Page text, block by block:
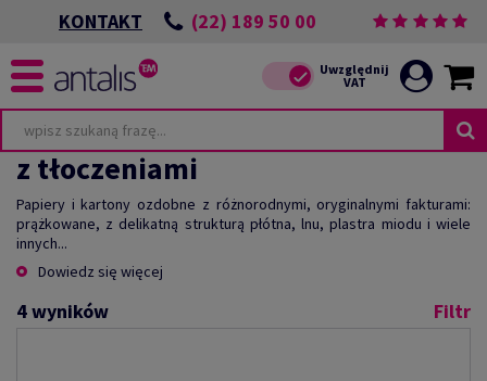
KONTAKT (22) 189 50 00
z tłoczeniami
Papiery i kartony ozdobne z różnorodnymi, oryginalnymi fakturami:
prążkowane, z delikatną strukturą płótna, lnu, plastra miodu i wiele
innych...
Dowiedz się więcej
4wyników Filtr